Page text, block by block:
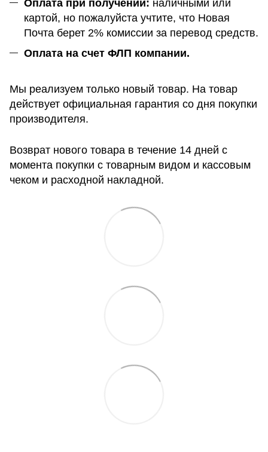
Оплата при получении: наличными или
картой, но пожалуйста учтите, что Новая
Почта берет 2% комиссии за перевод средств.
Оплата на счет ФЛП компании.
Мы реализуем только новый товар. На товар
действует официальная гарантия со дня покупки
производителя.
Возврат нового товара в течение 14 дней с
момента покупки с товарным видом и кассовым
чеком и расходной накладной.